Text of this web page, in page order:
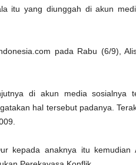
itu yang diunggah di akun
pada Rabu (6/9),
di akun media sosialnya
hal tersebut padanya.
kepada anaknya itu kemudian